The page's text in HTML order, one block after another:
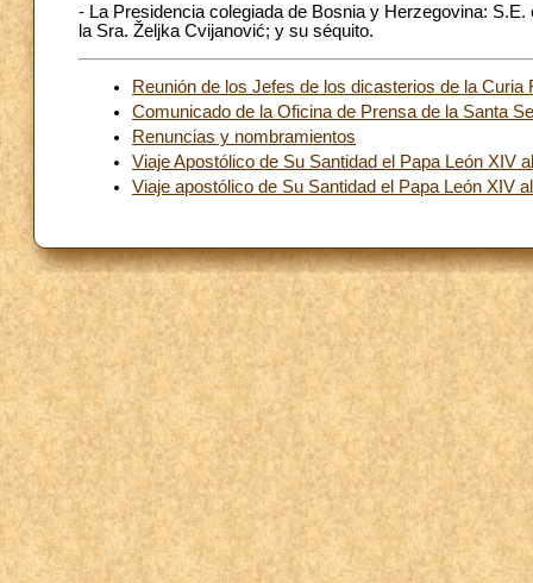
- La Presidencia colegiada de Bosnia y Herzegovina:
la Sra. Željka Cvijanović; y su séquito.
Reunión de los Jefes de los dicasterios de la Curia
Comunicado de la Oficina de Prensa de la Santa
Renuncias y nombramientos
Viaje Apostólico de Su Santidad el Papa León XIV
Viaje apostólico de Su Santidad el Papa León XIV